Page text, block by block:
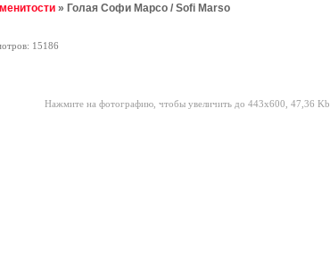
» Голая Софи Марсо / Sofi Marso
15186
Нажмите на фотографию, чтобы увеличить до 443x600, 47,36 Kb